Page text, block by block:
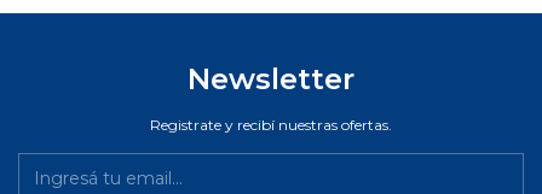
Newsletter
Registrate y recibí nuestras ofertas.